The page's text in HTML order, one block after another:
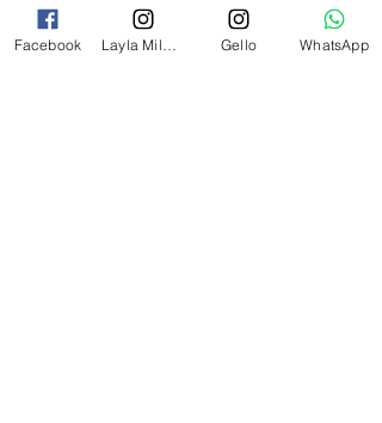
Facebook Gello WhatsApp